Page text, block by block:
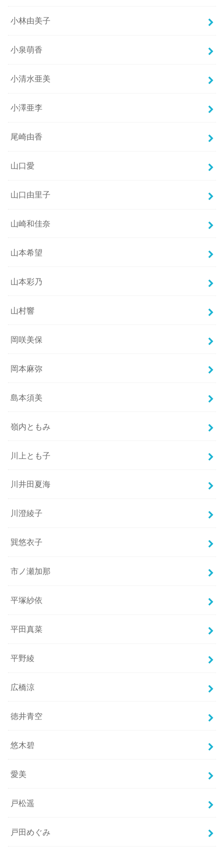
小林由美子
小泉萌香
小清水亜美
小澤亜李
尾崎由香
山口愛
山口由里子
山崎和佳奈
山本希望
山本彩乃
山村響
岡咲美保
岡本麻弥
島本須美
嶺内ともみ
川上とも子
川井田夏海
川澄綾子
巽悠衣子
市ノ瀬加那
平塚紗依
平田真菜
平野綾
広橋涼
徳井青空
悠木碧
愛美
戸松遥
戸田めぐみ